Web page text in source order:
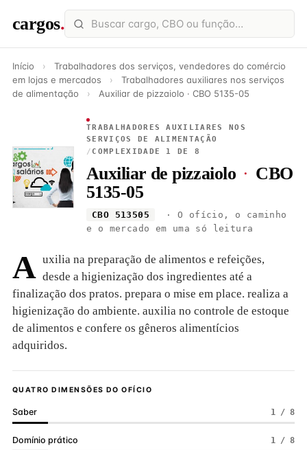
cargos.
Início ›
Trabalhadores dos serviços, vendedores do comércio
em lojas e mercados
›
Trabalhadores auxiliares nos serviços
de alimentação
› Auxiliar de pizzaiolo · CBO 5135-05
TRABALHADORES AUXILIARES NOS
SERVIÇOS DE ALIMENTAÇÃO
/ COMPLEXIDADE 1 DE 8
Auxiliar de pizzaiolo · CBO
5135-05
CBO 513505
· O ofício, o caminho
e o mercado em uma só leitura
A uxilia na preparação de alimentos e refeições,
desde a higienização dos ingredientes até a
finalização dos pratos. prepara o mise em place. realiza a
higienização do ambiente. auxilia no controle de estoque
de alimentos e confere os gêneros alimentícios
adquiridos.
QUATRO DIMENSÕES DO OFÍCIO
Saber 1 / 8
Domínio prático 1 / 8